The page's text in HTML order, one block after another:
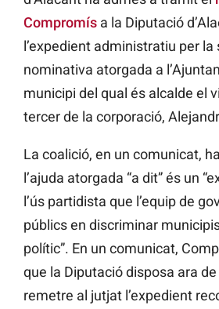
Compromís a la Diputació
l’expedient administratiu per la
nominativa atorgada a
municipi del qual és alcalde el
tercer de la corporació,
La coalició, en un comunicat,
l’ajuda atorgada “a dit” és un
l’ús partidista que l’equip de
públics en discriminar
polític”. En un comunicat,
que la Diputació disposa ara
remetre al jutjat l’expedient